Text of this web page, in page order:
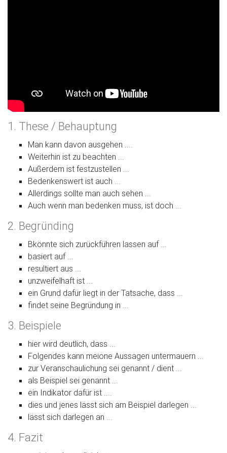
1. These / Behauptung
Man kann davon ausgehen ....
Weiterhin ist zu beachten ...
Außerdem ist festzustellen ...
Bedenkenswert ist auch ...
Allerdings sollte man auch sehen ...
Auch wenn man bedenken muss, ist doch ...
2. Begründing
Bkönnte sich zurückführen lassen auf ...
basiert auf ...
resultiert aus ...
unzweifelhaft ist ...
ein Grund dafür liegt in der Tatsache, dass ...
findet seine Begründung in ...
3. Beispiele
hier wird deutlich, dass ...
Folgendes kann meione Aussagen untermauern ...
zur Veranschaulichung sei genannt / dient ...
als Beispiel sei genannt ...
ein Indikator dafür ist ....
dies und jenes lässt sich am Beispiel darlegen ...
lässt sich darlegen an ...
4. Fazit